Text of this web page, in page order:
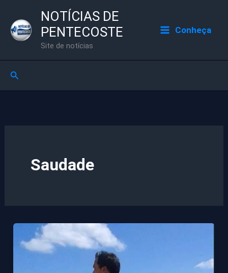
para
NOTÍCIAS DE
PENTECOSTE
Site de notícias
Conheça
Pesquisar
Saudade